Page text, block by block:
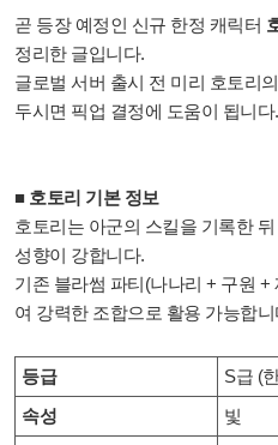
곧 등장 예정인 신규 한정 캐릭터
정리한 글입니다.
글로벌 서버 출시 전 미리 호토리
두시면 픽업 결정에 도움이 됩니다.
■ 호토리 기본 정보
호토리는 아군의 스킬을 기록한
성향이 강합니다.
기존 블라썸 파티(나나리 + 구원
여 강력한 조합으로 활용 가능합니
등급
S급 (
속성
빛